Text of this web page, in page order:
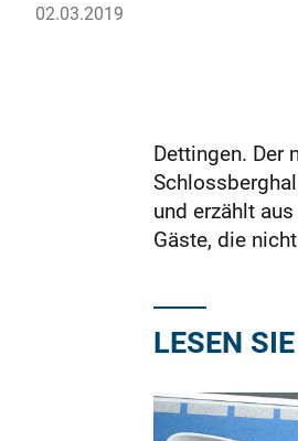
02.03.2019
Dettingen. Der
und erzählt
Gäste, die
LESEN